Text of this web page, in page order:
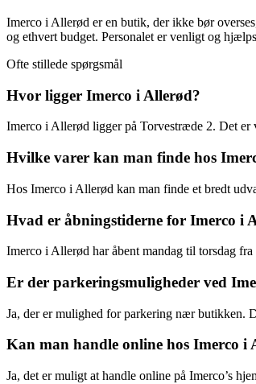
Imerco i Allerød er en butik, der ikke bør
og ethvert budget. Personalet er venligt og
Ofte stillede spørgsmål
Hvor ligger Imerco i Allerød?
Imerco i Allerød ligger på Torvestræde 2. Det er
Hvilke varer kan man finde hos
Hos Imerco i Allerød kan man finde et bredt
Hvad er åbningstiderne for Imerco i
Imerco i Allerød har åbent mandag til torsdag
Er der parkeringsmuligheder ved
Ja, der er mulighed for parkering nær butikken.
Kan man handle online hos Imerco i
Ja, det er muligt at handle online på Imerco’s